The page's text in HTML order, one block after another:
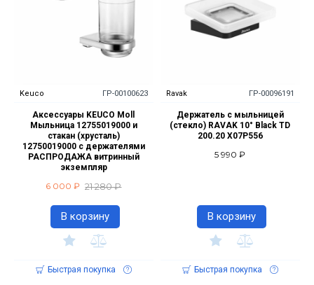
Keuco ГР-00100623
Аксессуары KEUCO Moll
Мыльница 12755019000 и
стакан (хрусталь)
12750019000 с держателями
РАСПРОДАЖА витринный
экземпляр
6 000 ₽ 21 280 ₽
В корзину
Быстрая покупка
Ravak ГР-00096191
Держатель с мыльницей
(стекло) RAVAK 10° Black TD
200.20 X07P556
5 990 ₽
В корзину
Быстрая покупка